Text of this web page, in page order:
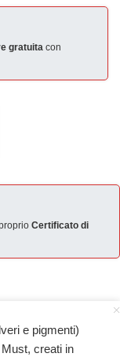
gratuita con
Certificato di
e pigmenti)
creati in